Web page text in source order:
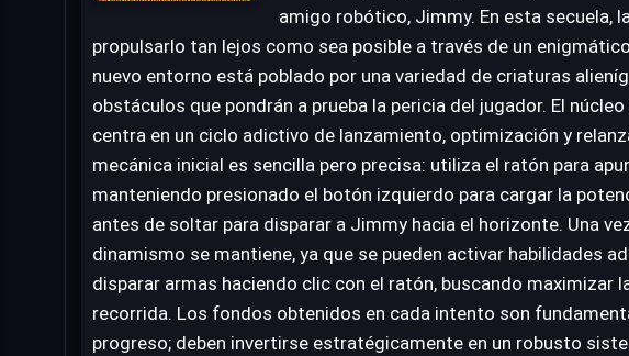
amigo robótico, Jimmy. En esta secuela,
propulsarlo tan lejos como sea posible a través de un
nuevo entorno está poblado por una variedad de criaturas
obstáculos que pondrán a prueba la pericia del jugador. El
centra en un ciclo adictivo de lanzamiento, optimización y
mecánica inicial es sencilla pero precisa: utiliza el ratón para
manteniendo presionado el botón izquierdo para cargar la
antes de soltar para disparar a Jimmy hacia el horizonte. Una
dinamismo se mantiene, ya que se pueden activar habilidades
disparar armas haciendo clic con el ratón, buscando maximizar
recorrida. Los fondos obtenidos en cada intento son
progreso; deben invertirse estratégicamente en un robusto